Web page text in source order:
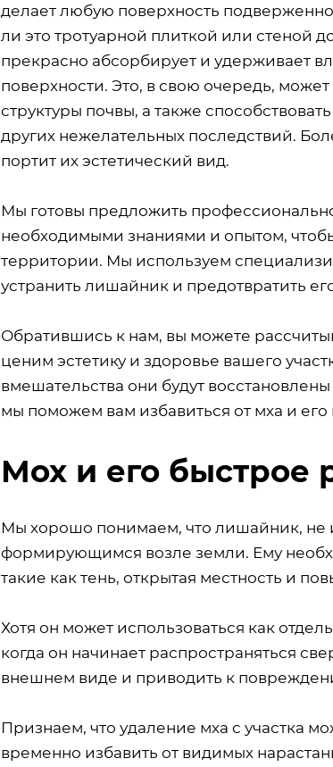
делает любую поверхность
ли это тротуарной плиткой или стеной
прекрасно абсорбирует и удерживает
поверхности. Это, в свою очередь,
структуры почвы, а также
других нежелательных последствий.
портит их эстетический вид.
Мы готовы предложить
необходимыми знаниями и опытом,
территории. Мы используем
устранить лишайник и предотвратить
Обратившись к нам, вы можете
ценим эстетику и здоровье вашего
вмешательства они будут
мы поможем вам избавиться от мха и
Мох и его быстрое
Мы хорошо понимаем, что лишайник, не
формирующимся возле земли. Ему
такие как тень, открытая местность и
Хотя он может использоваться как
когда он начинает распространяться
внешнем виде и приводить к
Признаем, что удаление мха с участка
временно избавить от видимых